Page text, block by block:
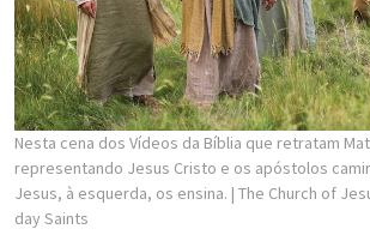
Nesta cena dos Vídeos da Bíblia que retratam
representando Jesus Cristo e os apóstolos
Jesus, à esquerda, os ensina. | The Church of
day Saints